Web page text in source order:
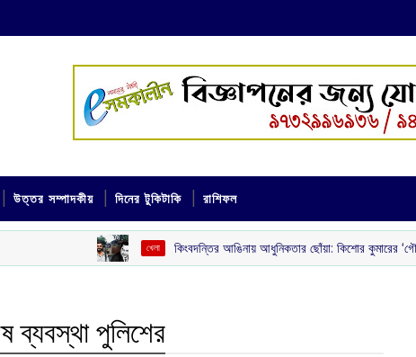
উত্তর সম্পাদকীয় দিনের টুকিটাকি রাশিফল
কিংবদন্তির আঙিনায় আধুনিকতার ছোঁয়া: কিশোর কুমারের ‘গৌরী কুঞ্জ’ থেকে বিরাট
ব্যবস্থা পুলিশের